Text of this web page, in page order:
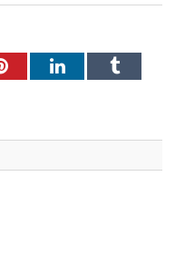
PinterestLinkedInTumblr